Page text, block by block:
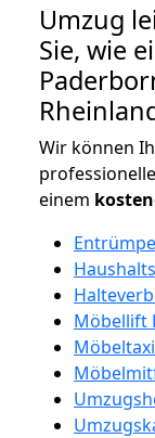
Umzug
Sie, wie
Wir können
einem
Möbellift
Möbeltaxi